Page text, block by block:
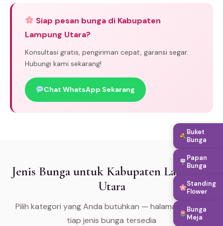
Siap pesan bunga di Kabupaten
Lampung Utara?
Konsultasi gratis, pengiriman cepat, garansi segar.
Hubungi kami sekarang!
Chat WhatsApp Sekarang
Jenis Bunga untuk Kabupaten Lampung
Utara
Pilih kategori yang Anda butuhkan — halaman khusus
tiap jenis bunga tersedia
Buket
Bunga
Papan
Bunga
Standing
Flower
Bunga
Meja